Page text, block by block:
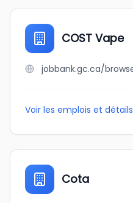
COST Vape
Voir les emplois et détails
Cota